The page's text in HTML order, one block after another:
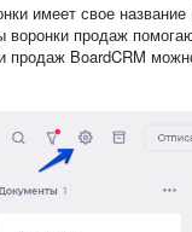
имеет свое название
воронки продаж
продаж BoardCRM